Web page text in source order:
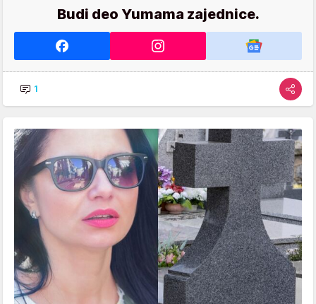
Budi deo Yumama zajednice.
1